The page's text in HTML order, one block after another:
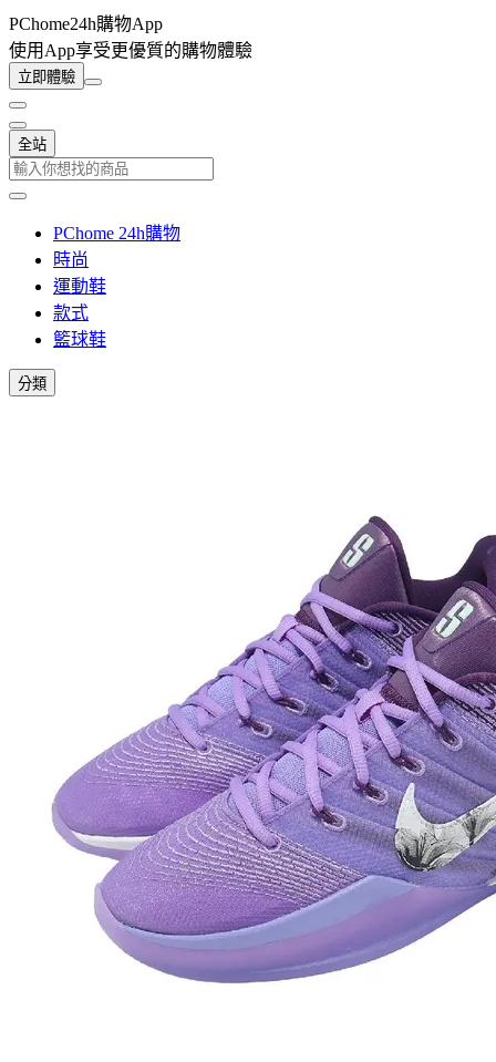
PChome24h購物App
使用App享受更優質的購物體驗
立即體驗
全站
PChome 24h購物
時尚
運動鞋
款式
籃球鞋
分類